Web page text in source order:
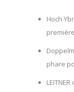
Hoch
phare